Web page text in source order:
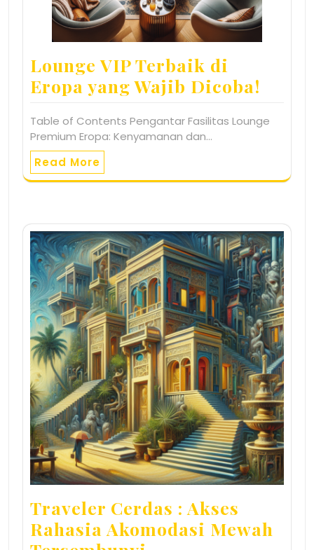
Lounge VIP Terbaik di
Eropa yang Wajib Dicoba!
Table of Contents Pengantar Fasilitas Lounge
Premium Eropa: Kenyamanan dan…
Read More
Traveler Cerdas : Akses
Rahasia Akomodasi Mewah